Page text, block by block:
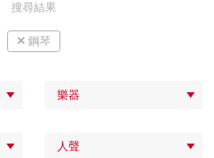
搜尋結果
× 鋼琴
樂器
人聲